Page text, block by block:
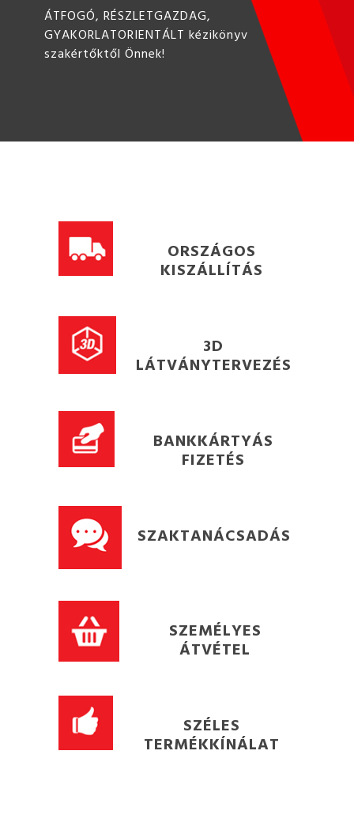
ÁTFOGÓ, RÉSZLETGAZDAG,
GYAKORLATORIENTÁLT kézikönyv
szakértőktől Önnek!
ORSZÁGOS
KISZÁLLÍTÁS
3D
LÁTVÁNYTERVEZÉS
BANKKÁRTYÁS
FIZETÉS
SZAKTANÁCSADÁS
SZEMÉLYES
ÁTVÉTEL
SZÉLES
TERMÉKKÍNÁLAT